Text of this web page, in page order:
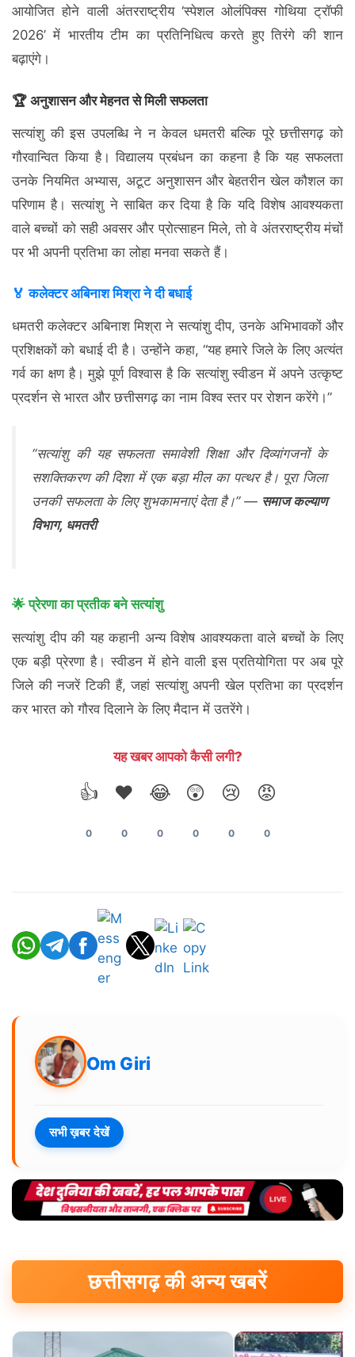
आयोजित होने वाली अंतरराष्ट्रीय ‘स्पेशल ओलंपिक्स गोथिया ट्रॉफी
2026’ में भारतीय टीम का प्रतिनिधित्व करते हुए तिरंगे की शान
बढ़ाएंगे।
🏆 अनुशासन और मेहनत से मिली सफलता
सत्यांशु की इस उपलब्धि ने न केवल धमतरी बल्कि पूरे छत्तीसगढ़ को
गौरवान्वित किया है। विद्यालय प्रबंधन का कहना है कि यह सफलता
उनके नियमित अभ्यास, अटूट अनुशासन और बेहतरीन खेल कौशल का
परिणाम है। सत्यांशु ने साबित कर दिया है कि यदि विशेष आवश्यकता
वाले बच्चों को सही अवसर और प्रोत्साहन मिले, तो वे अंतरराष्ट्रीय मंचों
पर भी अपनी प्रतिभा का लोहा मनवा सकते हैं।
🏅कलेक्टर अबिनाश मिश्रा ने दी बधाई
धमतरी कलेक्टर अबिनाश मिश्रा ने सत्यांशु दीप, उनके अभिभावकों और
प्रशिक्षकों को बधाई दी है। उन्होंने कहा, “यह हमारे जिले के लिए अत्यंत
गर्व का क्षण है। मुझे पूर्ण विश्वास है कि सत्यांशु स्वीडन में अपने उत्कृष्ट
प्रदर्शन से भारत और छत्तीसगढ़ का नाम विश्व स्तर पर रोशन करेंगे।”
“सत्यांशु की यह सफलता समावेशी शिक्षा और दिव्यांगजनों के
सशक्तिकरण की दिशा में एक बड़ा मील का पत्थर है। पूरा जिला
उनकी सफलता के लिए शुभकामनाएं देता है।” — समाज कल्याण
विभाग, धमतरी
🌟प्रेरणा का प्रतीक बने सत्यांशु
सत्यांशु दीप की यह कहानी अन्य विशेष आवश्यकता वाले बच्चों के लिए
एक बड़ी प्रेरणा है। स्वीडन में होने वाली इस प्रतियोगिता पर अब पूरे
जिले की नजरें टिकी हैं, जहां सत्यांशु अपनी खेल प्रतिभा का प्रदर्शन
कर भारत को गौरव दिलाने के लिए मैदान में उतरेंगे।
यह खबर आपको कैसी लगी?
👍
0
❤️
0
😂
0
😲
0
😢
0
😡
0
Om Giri
सभी ख़बर देखें
छत्तीसगढ़ की अन्य खबरें